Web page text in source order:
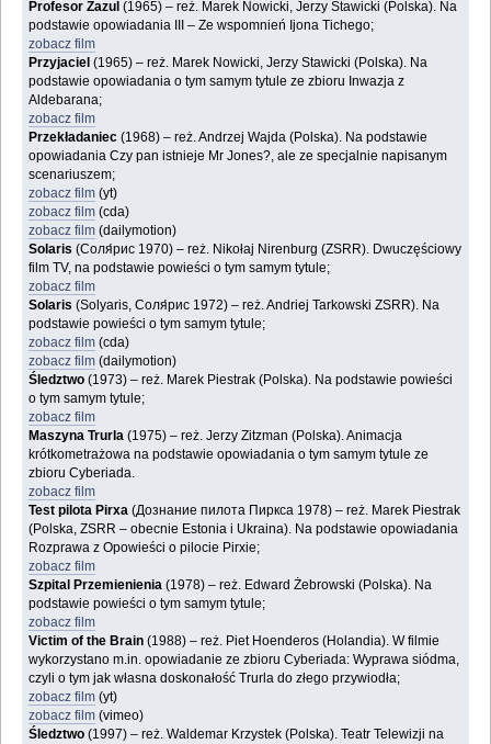
Profesor Zazul (1965) – reż. Marek Nowicki, Jerzy Stawicki (Polska). Na
podstawie opowiadania III – Ze wspomnień Ijona Tichego;
zobacz film
Przyjaciel (1965) – reż. Marek Nowicki, Jerzy Stawicki (Polska). Na
podstawie opowiadania o tym samym tytule ze zbioru Inwazja z
Aldebarana;
zobacz film
Przekładaniec (1968) – reż. Andrzej Wajda (Polska). Na podstawie
opowiadania Czy pan istnieje Mr Jones?, ale ze specjalnie napisanym
scenariuszem;
zobacz film (yt)
zobacz film (cda)
zobacz film (dailymotion)
Solaris (Соля́рис 1970) – reż. Nikołaj Nirenburg (ZSRR). Dwuczęściowy
film TV, na podstawie powieści o tym samym tytule;
zobacz film
Solaris (Solyaris, Соля́рис 1972) – reż. Andriej Tarkowski ZSRR). Na
podstawie powieści o tym samym tytule;
zobacz film (cda)
zobacz film (dailymotion)
Śledztwo (1973) – reż. Marek Piestrak (Polska). Na podstawie powieści
o tym samym tytule;
zobacz film
Maszyna Trurla (1975) – reż. Jerzy Zitzman (Polska). Animacja
krótkometrażowa na podstawie opowiadania o tym samym tytule ze
zbioru Cyberiada.
zobacz film
Test pilota Pirxa (Дознание пилота Пиркса 1978) – reż. Marek Piestrak
(Polska, ZSRR – obecnie Estonia i Ukraina). Na podstawie opowiadania
Rozprawa z Opowieści o pilocie Pirxie;
zobacz film
Szpital Przemienienia (1978) – reż. Edward Żebrowski (Polska). Na
podstawie powieści o tym samym tytule;
zobacz film
Victim of the Brain (1988) – reż. Piet Hoenderos (Holandia). W filmie
wykorzystano m.in. opowiadanie ze zbioru Cyberiada: Wyprawa siódma,
czyli o tym jak własna doskonałość Trurla do złego przywiodła;
zobacz film (yt)
zobacz film (vimeo)
Śledztwo (1997) – reż. Waldemar Krzystek (Polska). Teatr Telewizji na